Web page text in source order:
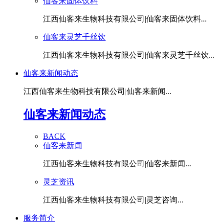
江西仙客来生物科技有限公司|仙客来固体饮料...
仙客来灵芝千丝饮
江西仙客来生物科技有限公司|仙客来灵芝千丝饮...
仙客来新闻动态
江西仙客来生物科技有限公司|仙客来新闻...
仙客来新闻动态
BACK
仙客来新闻
江西仙客来生物科技有限公司|仙客来新闻...
灵芝资讯
江西仙客来生物科技有限公司|灵芝咨询...
服务简介